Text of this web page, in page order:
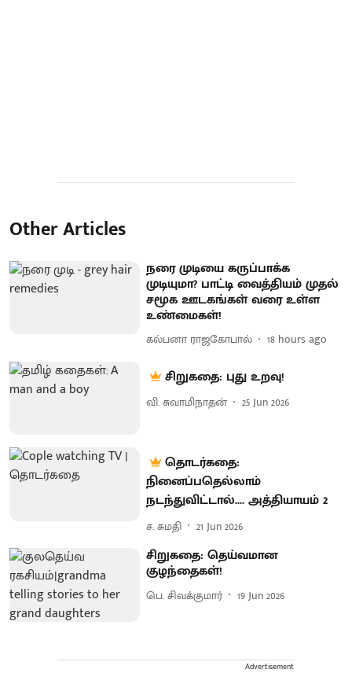
Other Articles
நரை முடியை கருப்பாக்க
முடியுமா? பாட்டி வைத்தியம் முதல்
சமூக ஊடகங்கள் வரை உள்ள
உண்மைகள்!
கல்பனா ராஜகோபால் 18 hours ago
சிறுகதை: புது உறவு!
வி. சுவாமிநாதன் 25 Jun 2026
தொடர்கதை:
நினைப்பதெல்லாம்
நடந்துவிட்டால்.... அத்தியாயம் 2
ச. சுமதி 21 Jun 2026
சிறுகதை: தெய்வமான
குழந்தைகள்!
பெ. சிவக்குமார் 19 Jun 2026
Advertisement